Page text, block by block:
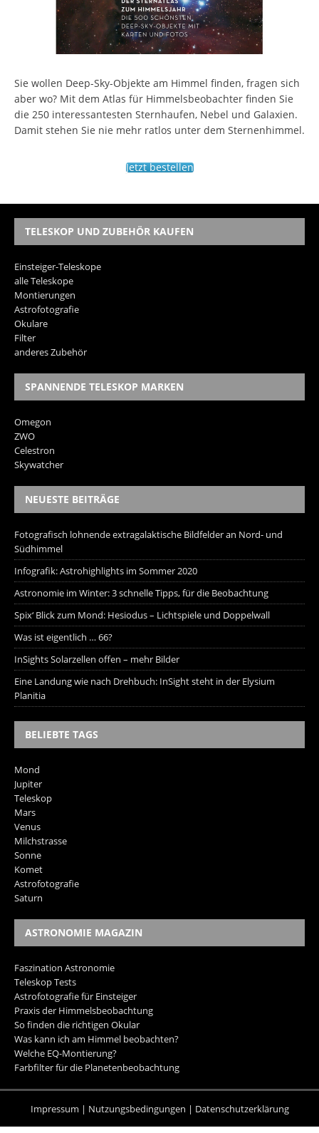
Sie wollen Deep-Sky-Objekte am Himmel finden, fragen sich
aber wo? Mit dem Atlas für Himmelsbeobachter finden Sie
die 250 interessantesten Sternhaufen, Nebel und Galaxien.
Damit stehen Sie nie mehr ratlos unter dem Sternenhimmel.
Jetzt bestellen
TELESKOP UND ZUBEHÖR KAUFEN
Einsteiger-Teleskope
alle Teleskope
Montierungen
Astrofotografie
Okulare
Filter
anderes Zubehör
SPANNENDE TELESKOP MARKEN
Omegon
ZWO
Celestron
Skywatcher
NEUESTE BEITRÄGE
Fotografisch lohnende extragalaktische Bildfelder an Nord- und
Südhimmel
Infografik: Astrohighlights im Sommer 2020
Astronomie im Winter: 3 schnelle Tipps, für die Beobachtung
Spix‘ Blick zum Mond: Hesiodus – Lichtspiele und Doppelwall
Was ist eigentlich … 66?
InSights Solarzellen offen – mehr Bilder
Eine Landung wie nach Drehbuch: InSight steht in der Elysium
Planitia
BELIEBTE TAGS
Mond
Jupiter
Teleskop
Mars
Venus
Milchstrasse
Sonne
Komet
Astrofotografie
Saturn
ASTRONOMIE MAGAZIN
Faszination Astronomie
Teleskop Tests
Astrofotografie für Einsteiger
Praxis der Himmelsbeobachtung
So finden die richtigen Okular
Was kann ich am Himmel beobachten?
Welche EQ-Montierung?
Farbfilter für die Planetenbeobachtung
Impressum | Nutzungsbedingungen | Datenschutzerklärung